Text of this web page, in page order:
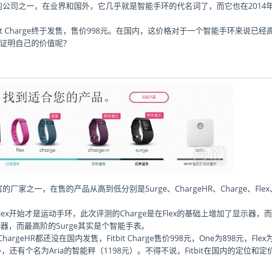
公司之一，在业界和国外，它几乎就是智能手环的代名词了，而它也在2014
终于发售，售价998元。在国内，这价格对于一个智能手环来说已经
明自己的价值呢？
厂家之一，在售的产品从高到低分别是Surge、ChargeHR、Charge、Flex、
开始才是运动手环，此次评测的Charge是在Flex的基础上增加了显示器，
，而最高阶的Surge其实是个智能手表。
都还没在国内发售，Fitbit Charge售价998元，One为898元，Flex
还有个名为Aria的智能秤（1198元）。不得不说，Fitbit在国内的定位和定